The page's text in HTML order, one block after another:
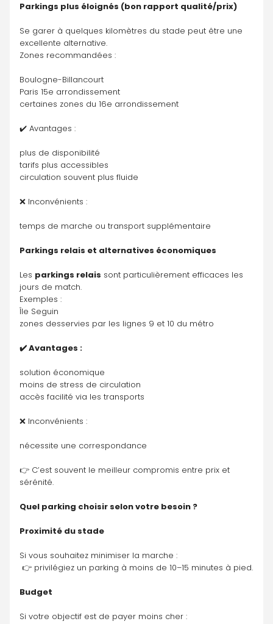
Parkings plus éloignés (bon rapport qualité/prix)
Se garer à quelques kilomètres du stade peut être une
excellente alternative.
Zones recommandées :
Boulogne-Billancourt
Paris 15e arrondissement
certaines zones du 16e arrondissement
✔️ Avantages :
plus de disponibilité
tarifs plus accessibles
circulation souvent plus fluide
❌ Inconvénients :
temps de marche ou transport supplémentaire
Parkings relais et alternatives économiques
Les parkings relais sont particulièrement efficaces les
jours de match.
Exemples :
Île Seguin
zones desservies par les lignes 9 et 10 du métro
✔️ Avantages :
solution économique
moins de stress de circulation
accès facilité via les transports
❌ Inconvénients :
nécessite une correspondance
👉 C’est souvent le meilleur compromis entre prix et
sérénité.
Quel parking choisir selon votre besoin ?
Proximité du stade
Si vous souhaitez minimiser la marche :
👉 privilégiez un parking à moins de 10–15 minutes à pied.
Budget
Si votre objectif est de payer moins cher :